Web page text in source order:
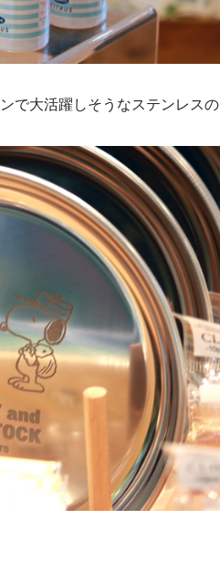
で大活躍しそうなステンレス